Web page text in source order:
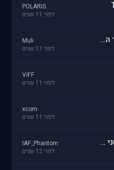
POLARIS
לפני 11 שנים
[לא נפתר]רק אצלי העמוד הראשי לא עובד?
Muli
לפני 11 שנים
ViFF
לפני 11 שנים
xcom
לפני 11 שנים
קיבלתי באן מהשרת המשני של הטימספיק
IAF_Phantom
לפני 12 שנים